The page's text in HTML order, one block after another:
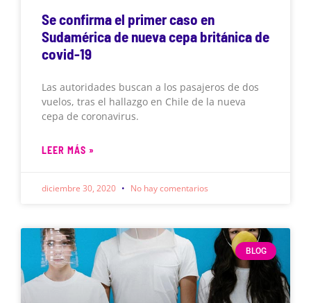
Se confirma el primer caso en
Sudamérica de nueva cepa británica de
covid-19
Las autoridades buscan a los pasajeros de dos
vuelos, tras el hallazgo en Chile de la nueva
cepa de coronavirus.
LEER MÁS »
diciembre 30, 2020 No hay comentarios
BLOG